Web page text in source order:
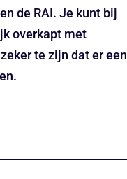
de RAI. Je kunt bij
overkapt met
te zijn dat er een